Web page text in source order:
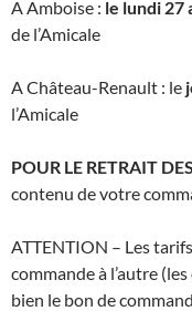
A Amboise : le lundi 27
de l’Amicale
A Château-Renault : le
l’Amicale
POUR LE RETRAIT
contenu de votre
ATTENTION – Les
commande à l’autre
bien le bon de